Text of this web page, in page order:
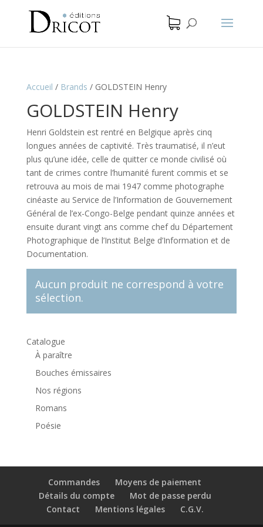
Accueil / Brands / GOLDSTEIN Henry
GOLDSTEIN Henry
Henri Goldstein est rentré en Belgique après cinq
longues années de captivité. Très traumatisé, il n’eut
plus qu’une idée, celle de quitter ce monde civilisé où
tant de crimes contre l’humanité furent commis et se
retrouva au mois de mai 1947 comme photographe
cinéaste au Service de l’Information de Gouvernement
Général de l’ex-Congo-Belge pendant quinze années et
ensuite durant vingt ans comme chef du Département
Photographique de l’Institut Belge d’Information et de
Documentation.
Aucun produit ne correspond à votre
sélection.
Catalogue
À paraître
Bouches émissaires
Nos régions
Romans
Poésie
Commandes
Moyens de paiement
Détails du compte
Mot de passe perdu
Contact
Mentions légales C.G.V.